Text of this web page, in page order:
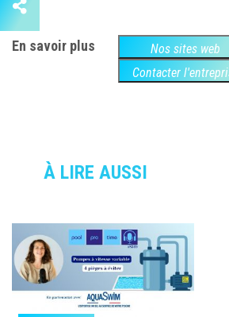
En savoir plus
Nos sites web
Contacter
À LIRE AUSSI